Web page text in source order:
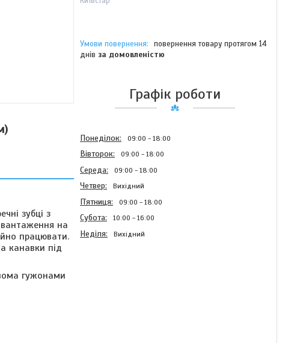
зубці з
на
працювати.
канавки під
гужонами
повернення товару протягом 14
днів за домовленістю
Графік роботи
Понеділок 09:00 18:00
Вівторок 09:00 18:00
Середа 09:00 18:00
Четвер Вихідний
Пʼятниця 09:00 18:00
Субота 10:00 16:00
Неділя Вихідний